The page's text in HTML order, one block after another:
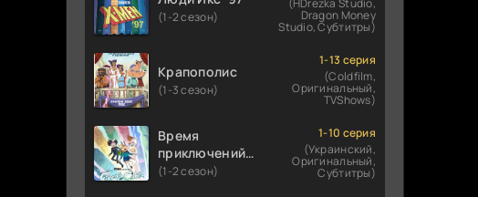
(1-2 сезон)
(HDrezka Studio,
Dragon Money
Studio, Субтитры)
Крапополис
(1-3 сезон)
1-13 серия
(Coldfilm,
Оригинальный,
TVShows)
Время
приключений:
Фионна и Кейк
(1-2 сезон)
1-10 серия
(Украинский,
Оригинальный,
Субтитры)